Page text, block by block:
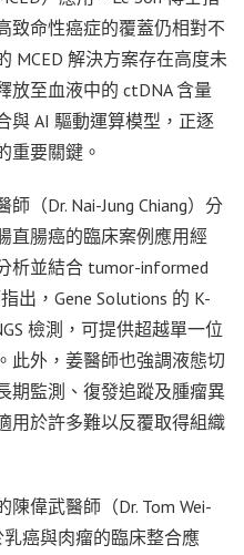
致命性癌症的覆蓋仍相對不
MCED 解決方案存在高度未
放至血液中的 ctDNA 含量
與 AI 驅動運算模型，正逐
重要關鍵。
（Dr. Nai-Jung Chiang）分
直腸癌的臨床案例應用經
析並結合 tumor-informed
出，Gene Solutions 的 K-
檢測，可提供超越單一位
此外，姜醫師也強調液態切
期監測、復發追蹤及腫瘤異
用於許多難以反覆取得組織
陳偉武醫師（Dr. Tom Wei-
乳癌與肉瘤的臨床整合應